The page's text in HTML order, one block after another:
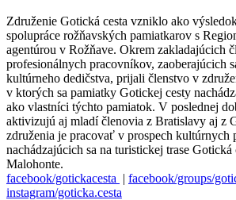
Združenie Gotická cesta vzniklo ako
spolupráce rožňavských pamiatkarov s
agentúrou v Rožňave. Okrem zakladajúcich
profesionálnych pracovníkov, zaoberajúcich
kultúrneho dedičstva, prijali členstvo v
v ktorých sa pamiatky Gotickej cesty
ako vlastníci týchto pamiatok. V poslednej
aktivizujú aj mladí členovia z Bratislavy aj z
združenia je pracovať v prospech kultúrnych
nachádzajúcich sa na turistickej trase Gotická
Malohonte.
facebook/gotickacesta | facebook/groups/
instagram/goticka.cesta